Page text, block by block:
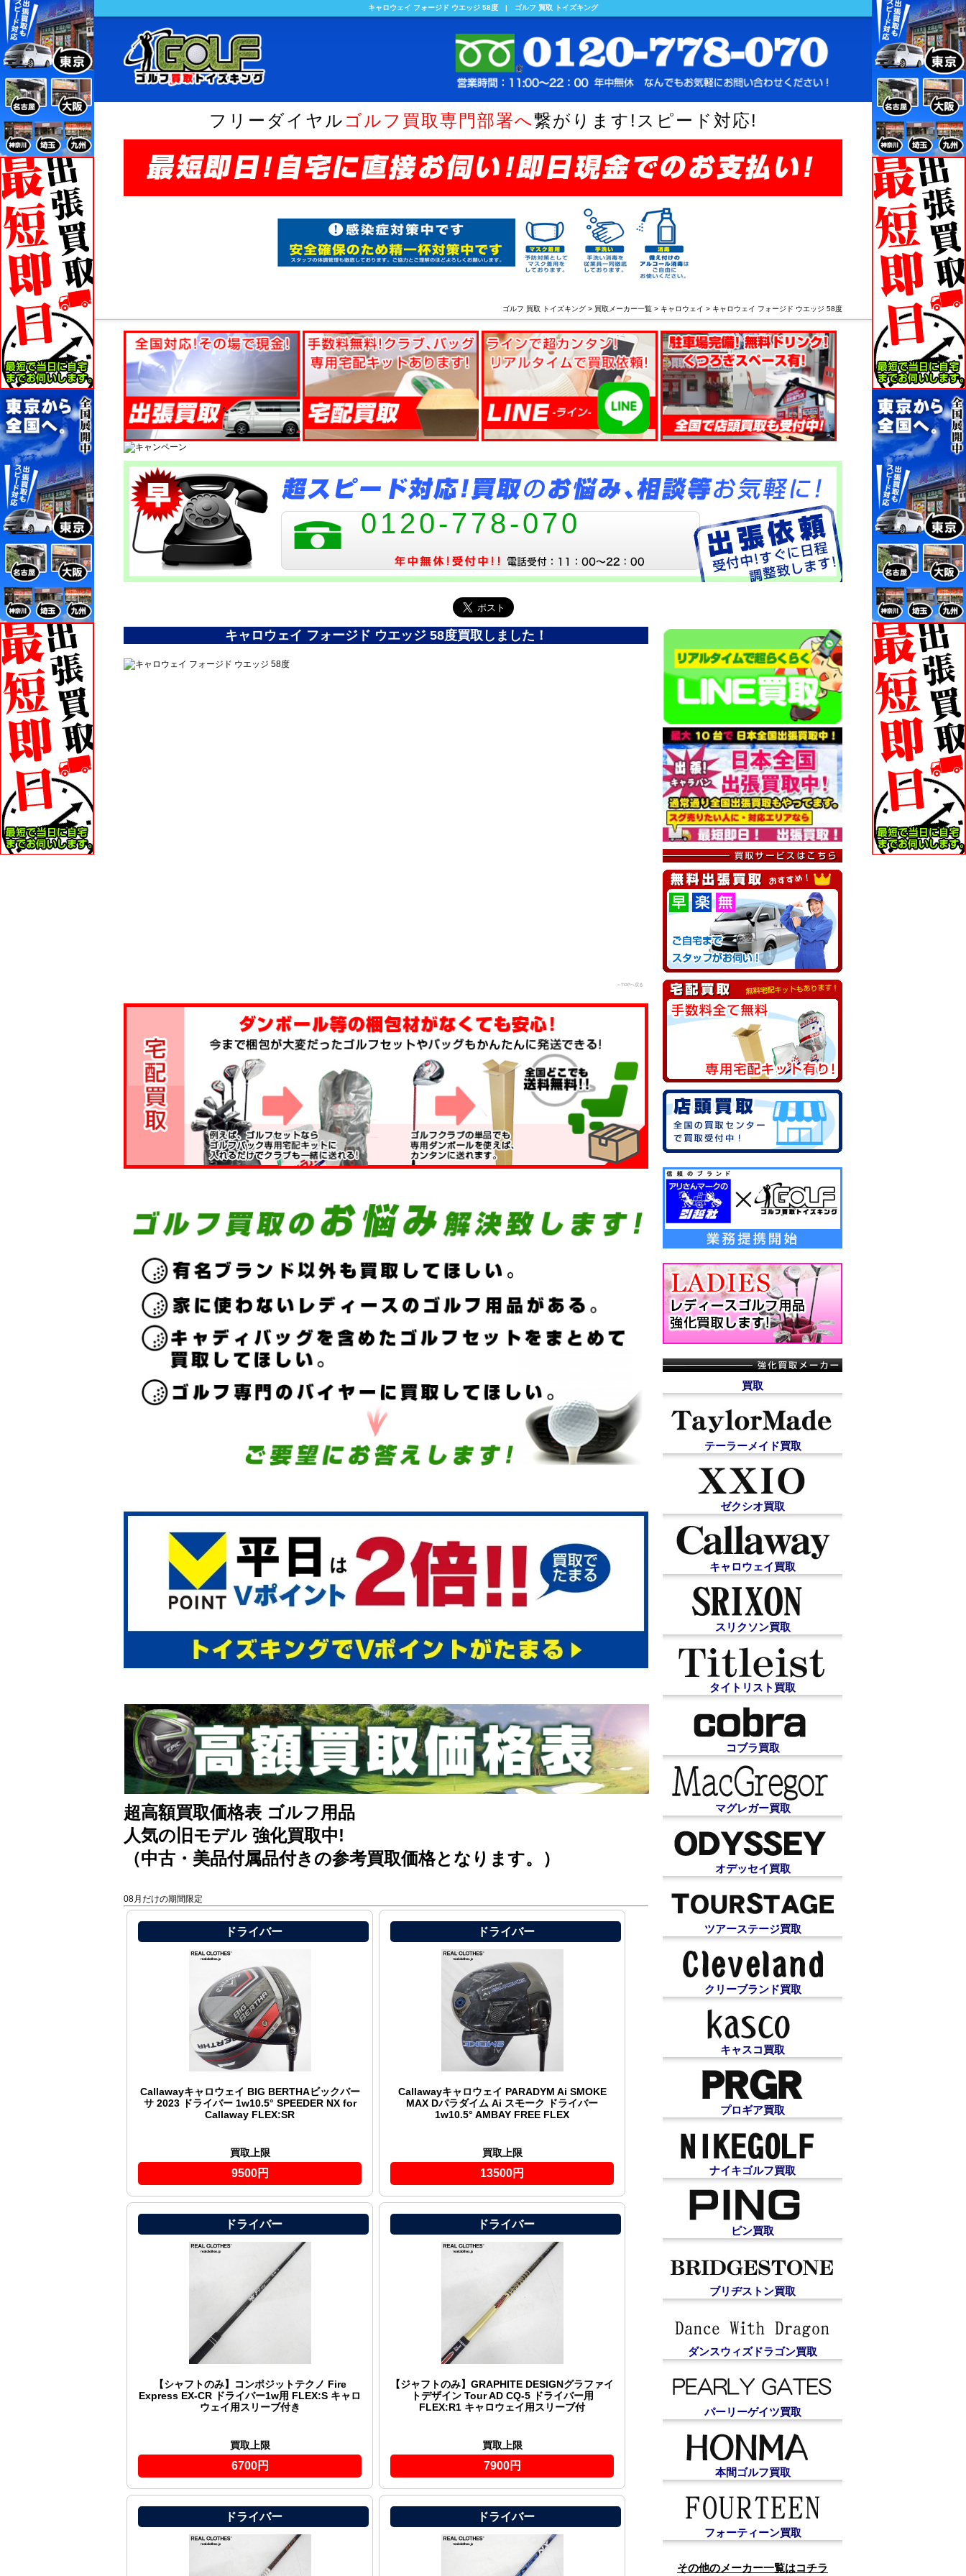
キャロウェイ フォージド ウエッジ 58度 | ゴルフ 買取 トイズキング
フリーダイヤル ゴルフ買取専門部署へ繋がります!スピード対応!
ゴルフ 買取 トイズキング > 買取メーカー一覧 > キャロウェイ > キャロウェイ フォージド ウエッジ 58度
0120-778-070
キャロウェイ フォージド ウエッジ 58度買取しました！
＞TOPへ戻る
超高額買取価格表 ゴルフ用品
人気の旧モデル 強化買取中!
（中古・美品付属品付きの参考買取価格となります。）
08月だけの期間限定
ドライバー
Callawayキャロウェイ BIG BERTHAビックバー
サ 2023 ドライバー 1w10.5° SPEEDER NX for
Callaway FLEX:SR
買取上限
9500円
ドライバー
Callawayキャロウェイ PARADYM Ai SMOKE
MAX Dパラダイム Ai スモーク ドライバー
1w10.5° AMBAY FREE FLEX
買取上限
13500円
ドライバー
【シャフトのみ】コンポジットテクノ Fire
Express EX-CR ドライバー1w用 FLEX:S キャロ
ウェイ用スリーブ付き
買取上限
6700円
ドライバー
【ジャフトのみ】GRAPHITE DESIGNグラファイ
トデザイン Tour AD CQ-5 ドライバー用
FLEX:R1 キャロウェイ用スリーブ付
買取上限
7900円
ドライバー ドライバー
買取
テーラーメイド買取
ゼクシオ買取
キャロウェイ買取
スリクソン買取
タイトリスト買取
コブラ買取
マグレガー買取
オデッセイ買取
ツアーステージ買取
クリーブランド買取
キャスコ買取
プロギア買取
ナイキゴルフ買取
ピン買取
ブリヂストン買取
ダンスウィズドラゴン買取
パーリーゲイツ買取
本間ゴルフ買取
フォーティーン買取
その他のメーカー一覧はコチラ